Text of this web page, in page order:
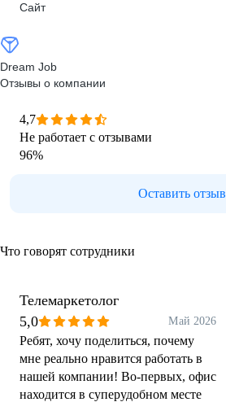
Сайт
Dream Job
Отзывы о компании
4,7
Не работает с отзывами
96%
Оставить отзыв
Что говорят сотрудники
Телемаркетолог
5,0
Май 2026
Ребят, хочу поделиться, почему
мне реально нравится работать в
нашей компании! Во‑первых, офис
находится в суперудобном месте